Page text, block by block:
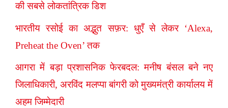
की सबसे लोकतांत्रिक डिश
भारतीय रसोई का अद्भुत सफ़र: धुएँ से लेकर ‘Alexa,
Preheat the Oven’ तक
आगरा में बड़ा प्रशासनिक फेरबदल: मनीष बंसल बने नए
जिलाधिकारी, अरविंद मलप्पा बांगरी को मुख्यमंत्री कार्यालय में
अहम जिम्मेदारी